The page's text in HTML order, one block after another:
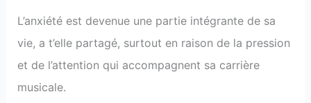
L’anxiété est devenue une partie intégrante de sa
vie, a t’elle partagé, surtout en raison de la pression
et de l’attention qui accompagnent sa carrière
musicale.